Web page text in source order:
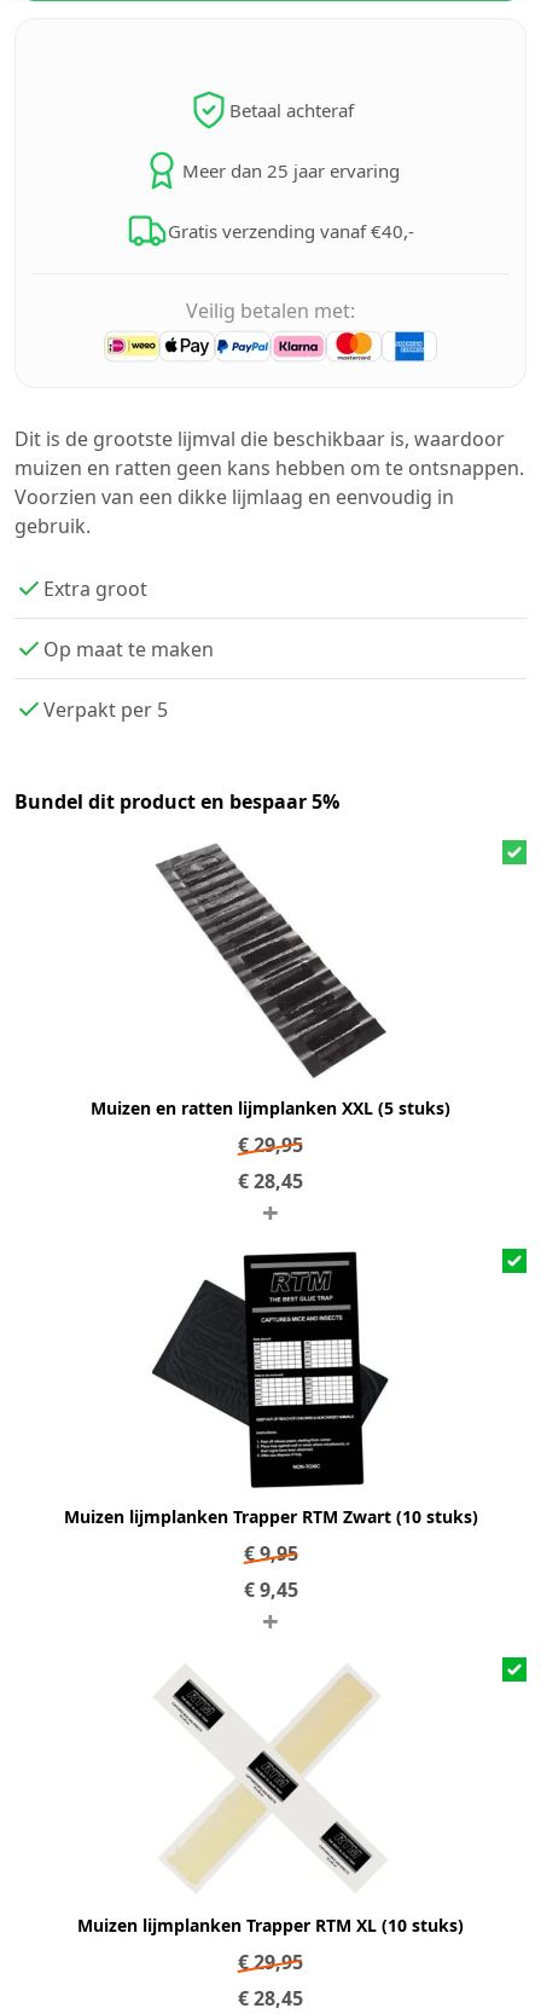
Betaal achteraf
Meer dan 25 jaar ervaring
Gratis verzending vanaf €40,-
Veilig betalen met:
Dit is de grootste lijmval die beschikbaar is, waardoor
muizen en ratten geen kans hebben om te ontsnappen.
Voorzien van een dikke lijmlaag en eenvoudig in
gebruik.
Extra groot
Op maat te maken
Verpakt per 5
Bundel dit product en bespaar 5%
Muizen en ratten lijmplanken XXL (5 stuks)
€29,95
€28,45
+
Muizen lijmplanken Trapper RTM Zwart (10 stuks)
€9,95
€9,45
+
Muizen lijmplanken Trapper RTM XL (10 stuks)
€29,95
€28,45